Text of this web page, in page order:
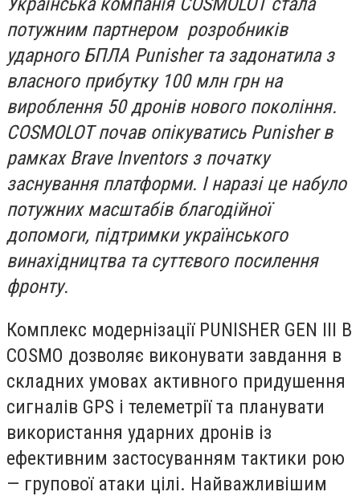
потужним партнером розробників
ударного БПЛА Punisher та задонатила з
власного прибутку 100 млн грн на
вироблення 50 дронів нового покоління.
COSMOLOT почав опікуватись Punisher в
рамках Brave Inventors з початку
заснування платформи. І наразі це набуло
потужних масштабів благодійної
допомоги, підтримки українського
винахідництва та суттєвого посилення
фронту.
Комплекс модернізації PUNISHER GEN III B
COSMO дозволяє виконувати завдання в
складних умовах активного придушення
сигналів GPS і телеметрії та планувати
використання ударних дронів із
ефективним застосуванням тактики рою
— групової атаки цілі. Найважливішим